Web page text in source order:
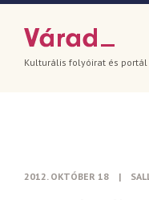
Kulturális folyóirat és portál
2012. OKTÓBER 18 |